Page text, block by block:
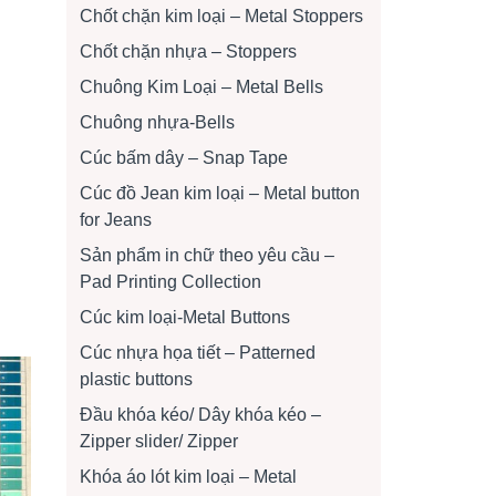
Chốt chặn kim loại – Metal Stoppers
Chốt chặn nhựa – Stoppers
Chuông Kim Loại – Metal Bells
Chuông nhựa-Bells
Cúc bấm dây – Snap Tape
Cúc đồ Jean kim loại – Metal button
for Jeans
Sản phẩm in chữ theo yêu cầu –
Pad Printing Collection
Cúc kim loại-Metal Buttons
Cúc nhựa họa tiết – Patterned
plastic buttons
Đầu khóa kéo/ Dây khóa kéo –
Zipper slider/ Zipper
Khóa áo lót kim loại – Metal